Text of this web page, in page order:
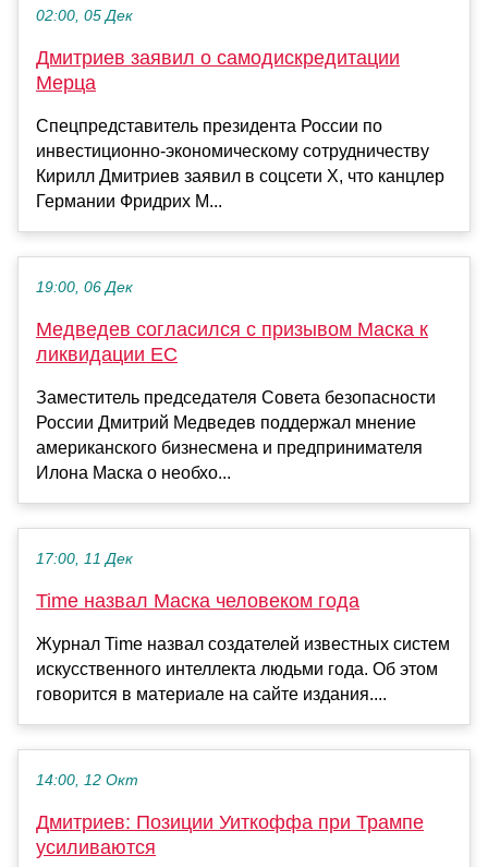
02:00, 05 Дек
Дмитриев заявил о самодискредитации
Мерца
Спецпредставитель президента России по
инвестиционно-экономическому сотрудничеству
Кирилл Дмитриев заявил в соцсети X, что канцлер
Германии Фридрих М...
19:00, 06 Дек
Медведев согласился с призывом Маска к
ликвидации ЕС
Заместитель председателя Совета безопасности
России Дмитрий Медведев поддержал мнение
американского бизнесмена и предпринимателя
Илона Маска о необхо...
17:00, 11 Дек
Time назвал Маска человеком года
Журнал Time назвал создателей известных систем
искусственного интеллекта людьми года. Об этом
говорится в материале на сайте издания....
14:00, 12 Окт
Дмитриев: Позиции Уиткоффа при Трампе
усиливаются